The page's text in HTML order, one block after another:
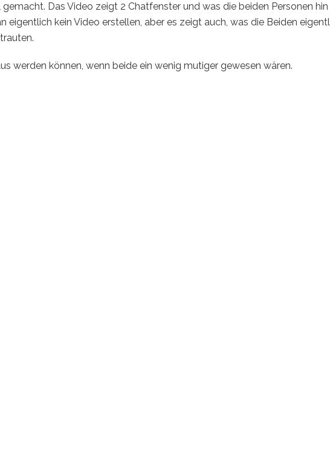
Das Video zeigt 2 Chatfenster und was die beiden Personen hin
eigentlich kein Video erstellen, aber es zeigt auch, was die Beiden
werden können, wenn beide ein wenig mutiger gewesen wären.